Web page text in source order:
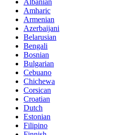
Albanian
Amharic
Armenian
Azerbaijani
Belarusian
Bengali
Bosnian
Bulgarian
Cebuano
Chichewa
Corsican
Croatian
Dutch
Estonian
Filipino